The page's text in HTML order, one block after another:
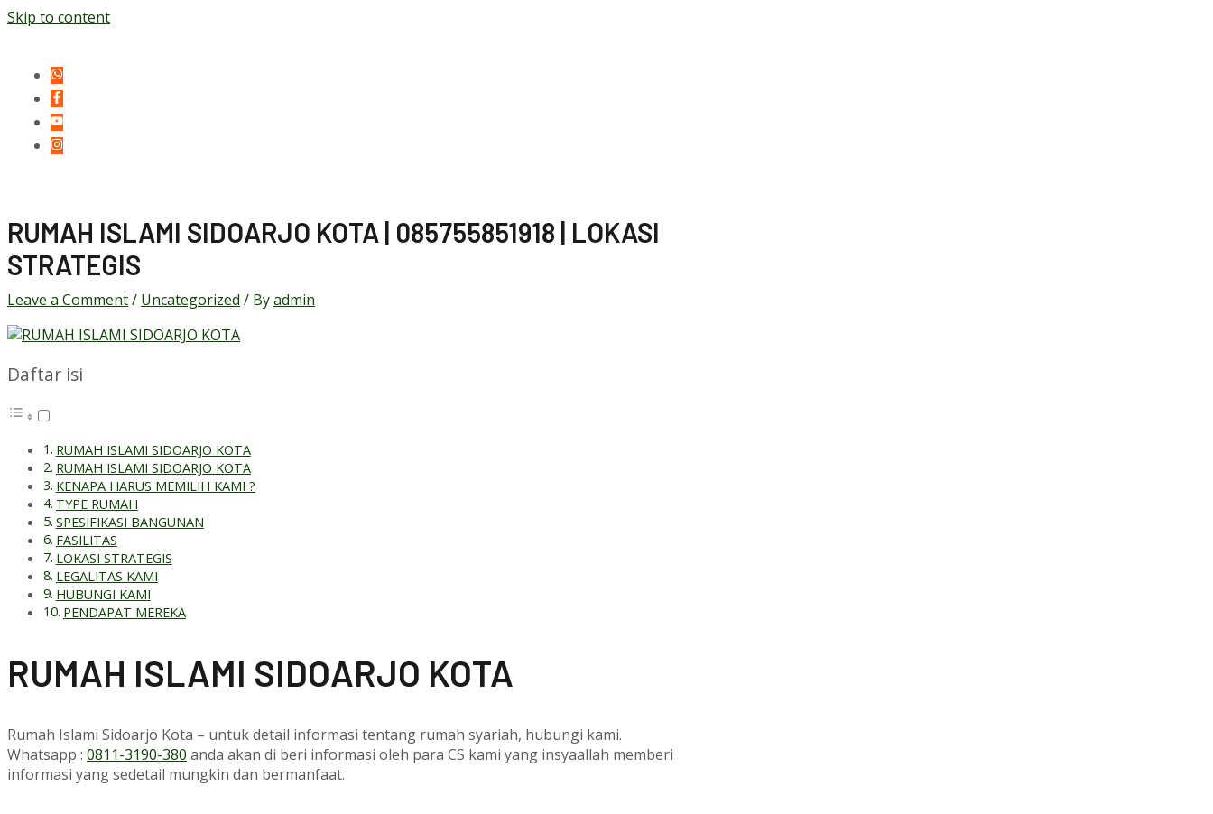
Skip to content
RUMAH ISLAMI SIDOARJO KOTA | 085755851918 | LOKASI
STRATEGIS
Leave a Comment/ Uncategorized / Byadmin
Daftar isi
RUMAH ISLAMI SIDOARJO KOTA
RUMAH ISLAMI SIDOARJO KOTA
KENAPA HARUS MEMILIH KAMI ?
TYPE RUMAH
SPESIFIKASI BANGUNAN
FASILITAS
LOKASI STRATEGIS
LEGALITAS KAMI
HUBUNGI KAMI
PENDAPAT MEREKA
RUMAH ISLAMI SIDOARJO KOTA
Rumah Islami Sidoarjo Kota – untuk detail informasi tentang rumah syariah, hubungi kami.
Whatsapp : 0811-3190-380 anda akan di beri informasi oleh para CS kami yang insyaallah memberi
informasi yang sedetail mungkin dan bermanfaat.